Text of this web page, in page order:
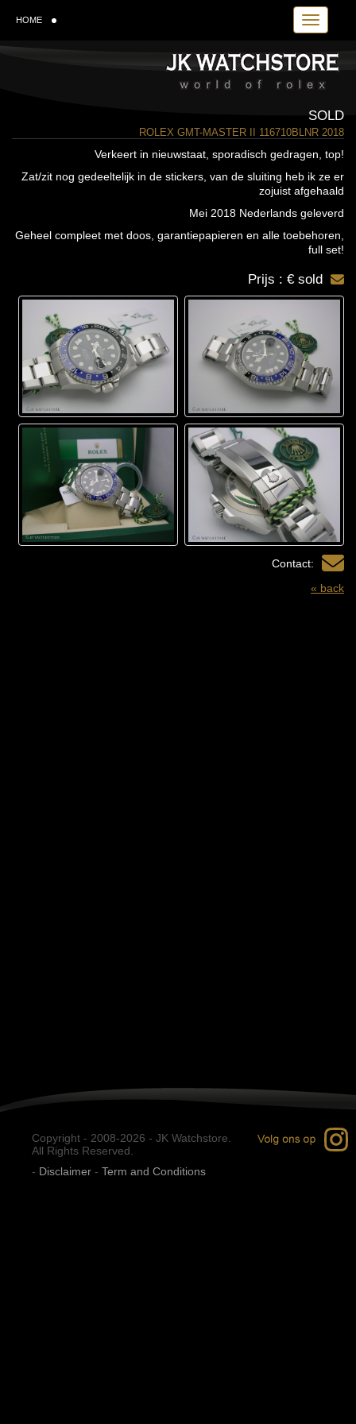
Toggle
HOME
SOLD
ROLEX GMT-MASTER II 116710BLNR 2018
Verkeert in nieuwstaat, sporadisch gedragen, top!
Zat/zit nog gedeeltelijk in de stickers, van de sluiting heb ik ze er
zojuist afgehaald
Mei 2018 Nederlands geleverd
Geheel compleet met doos, garantiepapieren en alle toebehoren,
full set!
Prijs : € sold
Contact:
« back
Copyright - 2008-2026 - JK Watchstore.
All Rights Reserved.
- Disclaimer - Term and Conditions